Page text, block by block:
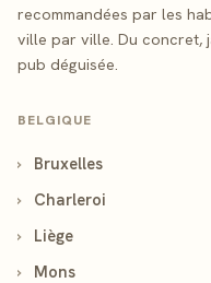
recommandées par les
ville par ville. Du concret,
pub déguisée.
BELGIQUE
›
Bruxelles
›
Charleroi
›
Liège
›
Mons